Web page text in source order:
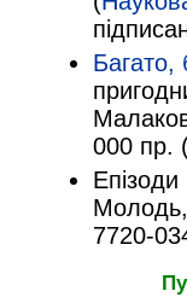
Багато,
000 пр.
7720-